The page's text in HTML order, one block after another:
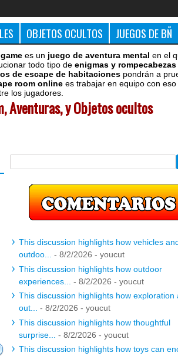
OBJETOS OCULTOS JUEGOS DE BÑ
es un juego de aventura mental en el
todo tipo de enigmas y rompecabezas
de escape de habitaciones pondrán a
room online es trabajar en equipo con eso
los jugadores.
Aventuras, y Objetos ocultos
This discussion highlights how vehicles
outdoo...
- 8/2/2026 - youcut
This discussion highlights how outdoor
experiences...
- 8/2/2026 - youcut
This discussion highlights how exploration
out...
- 8/2/2026 - youcut
This discussion highlights how thoughtful
surprise...
- 8/2/2026 - youcut
This discussion highlights how toys can